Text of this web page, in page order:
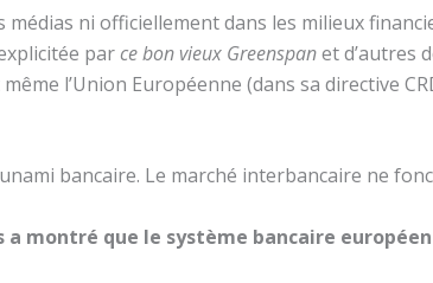
médias ni officiellement dans les milieux
par ce bon vieux Greenspanet d’autres
l’Union Européenne (dans sa directive
bancaire. Le marché interbancaire ne
a montré que le système bancaire